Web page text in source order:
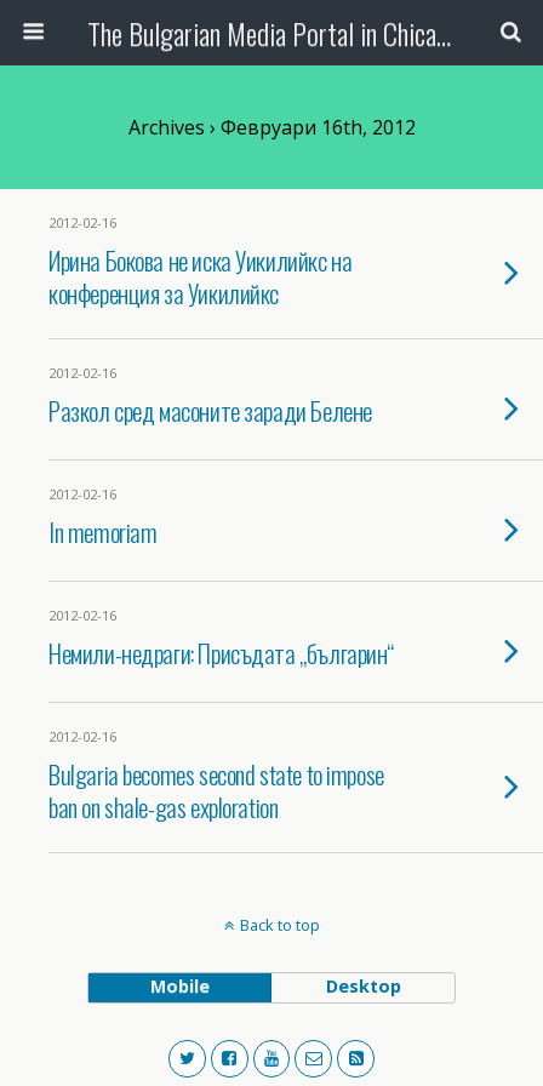
The Bulgarian Media Portal in Chicago
Archives › Февруари 16th, 2012
2012-02-16
Ирина Бокова не иска Уикилийкс на
конференция за Уикилийкс
2012-02-16
Разкол сред масоните заради Белене
2012-02-16
In memоriam
2012-02-16
Немили-недраги: Присъдата „българин“
2012-02-16
Bulgaria becomes second state to impose
ban on shale-gas exploration
Back to top
Mobile Desktop